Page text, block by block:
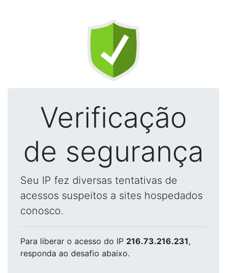
Verificação
de segurança
Seu IP fez diversas tentativas de
acessos suspeitos a sites hospedados
conosco.
Para liberar o acesso do IP 216.73.216.231,
responda ao desafio abaixo.